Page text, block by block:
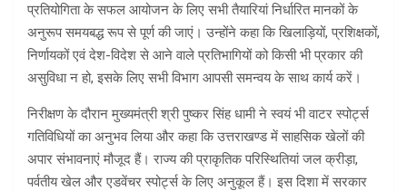
प्रतियोगिता के सफल आयोजन के लिए सभी तैयारियां निर्धारित मानकों के
अनुरूप समयबद्ध रूप से पूर्ण की जाएं। उन्होंने कहा कि खिलाड़ियों, प्रशिक्षकों,
निर्णायकों एवं देश-विदेश से आने वाले प्रतिभागियों को किसी भी प्रकार की
असुविधा न हो, इसके लिए सभी विभाग आपसी समन्वय के साथ कार्य करें।
निरीक्षण के दौरान मुख्यमंत्री श्री पुष्कर सिंह धामी ने स्वयं भी वाटर स्पोर्ट्स
गतिविधियों का अनुभव लिया और कहा कि उत्तराखण्ड में साहसिक खेलों की
अपार संभावनाएं मौजूद हैं। राज्य की प्राकृतिक परिस्थितियां जल क्रीड़ा,
पर्वतीय खेल और एडवेंचर स्पोर्ट्स के लिए अनुकूल हैं। इस दिशा में सरकार